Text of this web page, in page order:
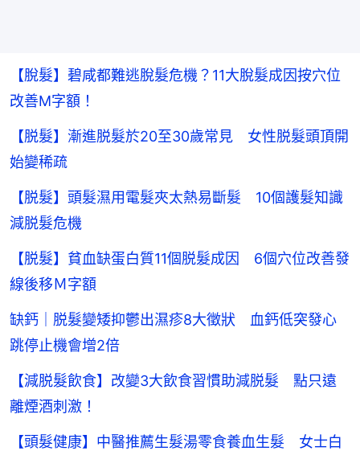
【脫髮】碧咸都難逃脫髮危機？11大脫髮成因按穴位
改善M字額！
【脱髮】漸進脱髮於20至30歲常見 女性脱髮頭頂開
始變稀疏
【脱髮】頭髮濕用電髮夾太熱易斷髮 10個護髮知識
減脱髮危機
【脱髮】貧血缺蛋白質11個脱髮成因 6個穴位改善發
線後移Ｍ字額
缺鈣｜脱髮變矮抑鬱出濕疹8大徵狀 血鈣低突發心
跳停止機會增2倍
【減脱髮飲食】改變3大飲食習慣助減脱髮 點只遠
離煙酒刺激！
【頭髮健康】中醫推薦生髮湯零食養血生髮 女士白